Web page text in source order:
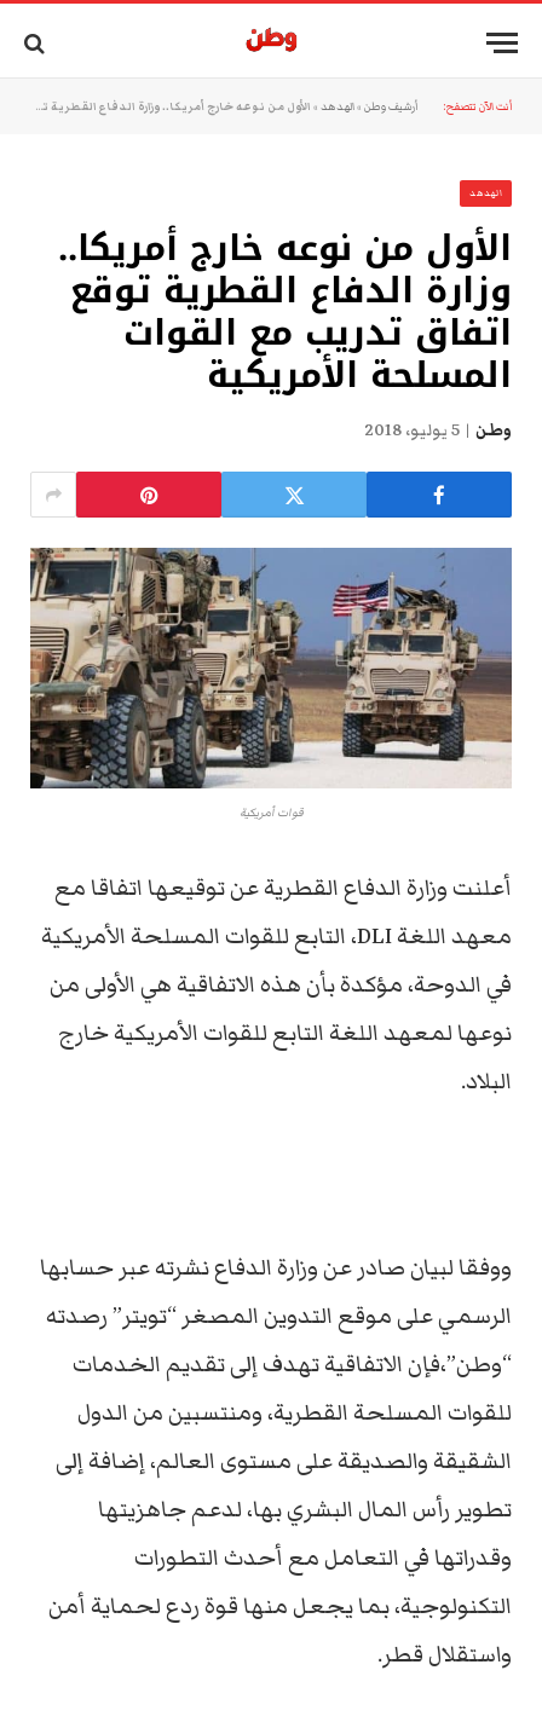
أنت الآن تتصفح: أرشيف وطن »الهدهد » الأول من نوعه خارج أمريكا.. وزارة الدفاع القطرية توقع اتفاق تدريب مع القوات المسلحة الأمريكية
الهدهد
الأول من نوعه خارج أمريكا..
وزارة الدفاع القطرية توقع
اتفاق تدريب مع القوات
المسلحة الأمريكية
وطن 5 يوليو، 2018
قوات أمريكية
أعلنت وزارة الدفاع القطرية عن توقيعها اتفاقا مع
معهد اللغة DLI، التابع للقوات المسلحة الأمريكية
في الدوحة، مؤكدة بأن هذه الاتفاقية هي الأولى من
نوعها لمعهد اللغة التابع للقوات الأمريكية خارج
البلاد.
ووفقا لبيان صادر عن وزارة الدفاع نشرته عبر حسابها
الرسمي على موقع التدوين المصغر “تويتر” رصدته
“وطن”،فإن الاتفاقية تهدف إلى تقديم الخدمات
للقوات المسلحة القطرية، ومنتسبين من الدول
الشقيقة والصديقة على مستوى العالم، إضافة إلى
تطوير رأس المال البشري بها، لدعم جاهزيتها
وقدراتها في التعامل مع أحدث التطورات
التكنولوجية، بما يجعل منها قوة ردع لحماية أمن
واستقلال قطر.